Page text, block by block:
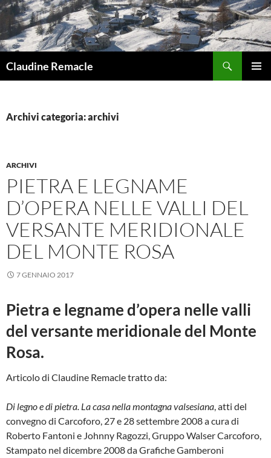
Vai
contenuto
Claudine Remacle
Archivi categoria: archivi
ARCHIVI
PIETRA E LEGNAME
D’OPERA NELLE VALLI DEL
VERSANTE MERIDIONALE
DEL MONTE ROSA
7 GENNAIO 2017
Pietra e legname d’opera nelle valli
del versante meridionale del Monte
Rosa.
Articolo di Claudine Remacle tratto da:
Di legno e di pietra. La casa nella montagna valsesiana, atti del
convegno di Carcoforo, 27 e 28 settembre 2008 a cura di
Roberto Fantoni e Johnny Ragozzi, Gruppo Walser Carcoforo,
Stampato nel dicembre 2008 da Grafiche Gamberoni